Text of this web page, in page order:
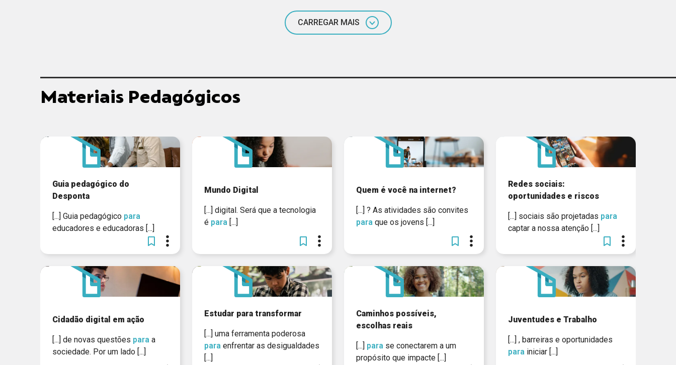
CARREGAR MAIS
Materiais Pedagógicos
Guia pedagógico do
Desponta
[...] Guia pedagógico para
educadores e educadoras [...]
Mundo Digital
[...] digital. Será que a tecnologia
é para[...]
Quem é você na internet?
[...] ? As atividades são convites
paraque os jovens [...]
Redes sociais:
oportunidades e riscos
[...] sociais são projetadas para
captar a nossa atenção [...]
Cidadão digital em ação
[...] de novas questões para a
sociedade. Por um lado [...]
Estudar para transformar
[...] uma ferramenta poderosa
paraenfrentar as desigualdades
[...]
Caminhos possíveis,
escolhas reais
[...] parase conectarem a um
propósito que impacte [...]
Juventudes e Trabalho
[...] , barreiras e oportunidades
parainiciar [...]